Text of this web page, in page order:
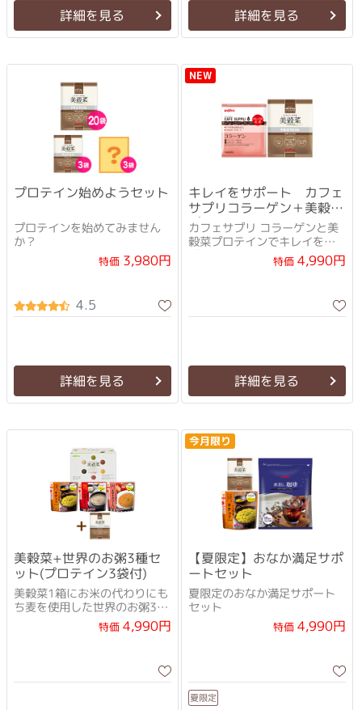
詳細を見る 詳細を見る
プロテイン始めようセット
プロテインを始めてみません
か？
特価3,980円
4.5
詳細を見る
NEW
キレイをサポート カフェ
サプリコラーゲン＋美穀菜
プロテインセット
カフェサプリ コラーゲンと美
穀菜プロテインでキレイをサ
ポート！ 特価4,990円
詳細を見る
美穀菜+世界のお粥3種セ
ット(プロテイン3袋付)
美穀菜1箱にお米の代わりにも
ち麦を使用した世界のお粥3種
類をお楽しみいただけるセッ
特価4,990円
今月限り
【夏限定】おなか満足サポ
ートセット
夏限定のおなか満足サポート
セット
特価4,990円
夏限定